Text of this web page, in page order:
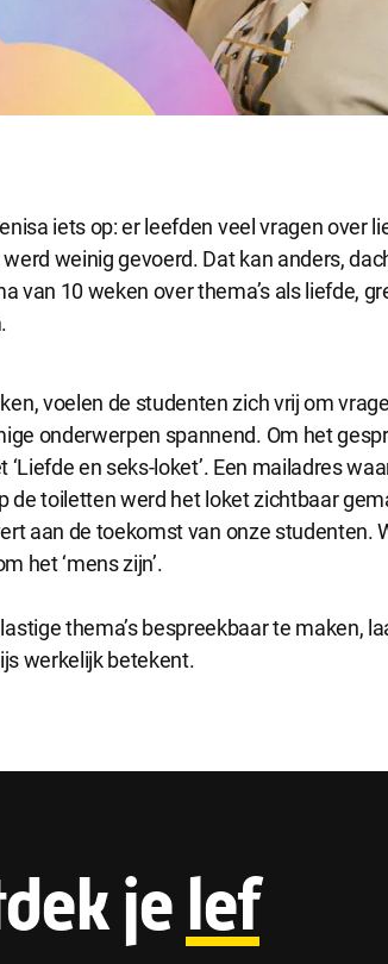
de website te laten werken.
rol binnen de website. De cookies zorgen ervoor dat
maken.
iets op: er leefden veel vragen over
weinig gevoerd. Dat kan anders,
van 10 weken over thema’s als liefde,
voelen de studenten zich vrij om
onderwerpen spannend. Om het
en seks-loket’. Een mailadres
de toiletten werd het loket zichtbaar
aan de toekomst van onze studenten.
het ‘mens zijn’.
thema’s bespreekbaar te maken,
werkelijk betekent.
Fje lef